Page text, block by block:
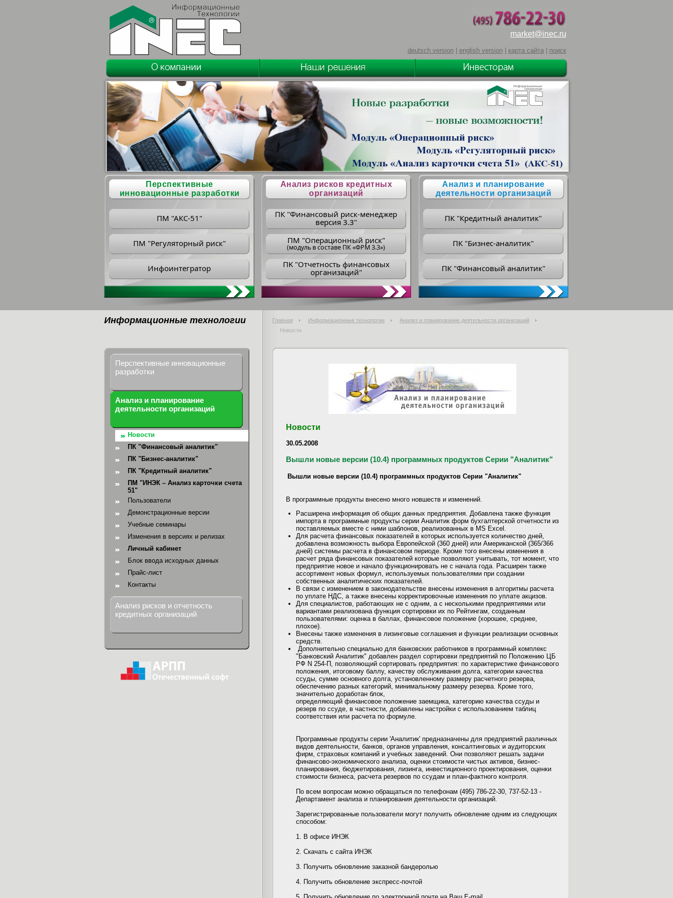
market@inec.ru
deutsch version| english version| карта сайта| поиск
Перспективные
инновационные разработки
ПМ "АКС-51"
ПМ "Регуляторный риск"
Инфоинтегратор
Анализ рисков кредитных
организаций
ПК "Финансовый риск-менеджер
версия 3.3"
ПM "Операционный риск"
(модуль в составе ПК «ФРМ 3.3»)
ПK "Отчетность финансовых
организаций"
Анализ и планирование
деятельности организаций
ПК "Кредитный аналитик"
ПК "Бизнес-аналитик"
ПК "Финансовый аналитик"
Информационные технологии Главная Информационные технологии
Анализ и планирование деятельности организаций
Новости
Перспективные инновационные
разработки
Анализ и планирование
деятельности организаций
Новости
ПК "Финансовый аналитик"
ПК "Бизнес-аналитик"
ПК "Кредитный аналитик"
ПМ "ИНЭК – Анализ карточки счета
51"
Пользователи
Демонстрационные версии
Учебные семинары
Изменения в версиях и релизах
Личный кабинет
Блок ввода исходных данных
Прайс-лист
Контакты
Анализ рисков и отчетность
кредитных организаций
Новости
30.05.2008
Вышли новые версии (10.4) программных продуктов Серии "Аналитик"
Вышли новые версии (10.4) программных продуктов Серии "Аналитик"
В программные продукты внесено много новшеств и изменений.
Расширена информация об общих данных предприятия. Добавлена также функция
импорта в программные продукты серии Аналитик форм бухгалтерской отчетности из
поставляемых вместе с ними шаблонов, реализованных в MS Excel.
Для расчета финансовых показателей в которых используется количество дней,
добавлена возможность выбора Европейской (360 дней) или Американской (365/366
дней) системы расчета в финансовом периоде. Кроме того внесены изменения в
расчет ряда финансовых показателей которые позволяют учитывать, тот момент, что
предприятие новое и начало функционировать не с начала года. Расширен также
ассортимент новых формул, используемых пользователями при создании
собственных аналитических показателей.
В связи с изменением в законодательстве внесены изменения в алгоритмы расчета
по уплате НДС, а также внесены корректировочные изменения по уплате акцизов.
Для специалистов, работающих не с одним, а с несколькими предприятиями или
вариантами реализована функция сортировки их по Рейтингам, созданным
пользователями: оценка в баллах, финансовое положение (хорошее, среднее,
плохое).
Внесены также изменения в лизинговые соглашения и функции реализации основных
средств.
Дополнительно специально для банковских работников в программный комплекс
"Банковский Аналитик" добавлен раздел сортировки предприятий по Положению ЦБ
РФ N 254-П, позволяющий сортировать предприятия: по характеристике финансового
положения, итоговому баллу, качеству обслуживания долга, категории качества
ссуды, сумме основного долга, установленному размеру расчетного резерва,
обеспечению разных категорий, минимальному размеру резерва. Кроме того,
значительно доработан блок,
определяющий финансовое положение заемщика, категорию качества ссуды и
резерв по ссуде, в частности, добавлены настройки с использованием таблиц
соответствия или расчета по формуле.
Программные продукты серии 'Аналитик' предназначены для предприятий различных
видов деятельности, банков, органов управления, консалтинговых и аудиторских
фирм, страховых компаний и учебных заведений. Они позволяют решать задачи
финансово-экономического анализа, оценки стоимости чистых активов, бизнес-
планирования, бюджетирования, лизинга, инвестиционного проектирования, оценки
стоимости бизнеса, расчета резервов по ссудам и план-фактного контроля.
По всем вопросам можно обращаться по телефонам (495) 786-22-30, 737-52-13 -
Департамент анализа и планирования деятельности организаций.
Зарегистрированные пользователи могут получить обновление одним из следующих
способом:
1. В офисе ИНЭК
2. Скачать с сайта ИНЭК
3. Получить обновление заказной бандеролью
4. Получить обновление экспресс-почтой